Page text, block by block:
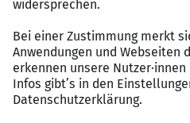
Nachhaltige Mobilität:
zum Klima leisten
Zuschuss für den
Fahrrad über unseren
bestandener Probezeit